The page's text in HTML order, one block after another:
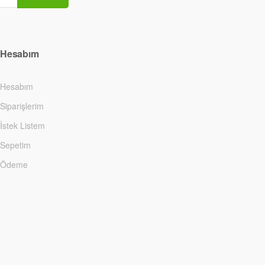
Hesabım
Hesabım
Siparişlerim
İstek Listem
Sepetim
Ödeme